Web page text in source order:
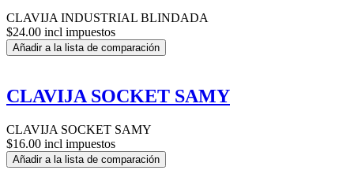
CLAVIJA INDUSTRIAL BLINDADA
$24.00 incl impuestos
Añadir a la lista de comparación
CLAVIJA SOCKET SAMY
CLAVIJA SOCKET SAMY
$16.00 incl impuestos
Añadir a la lista de comparación